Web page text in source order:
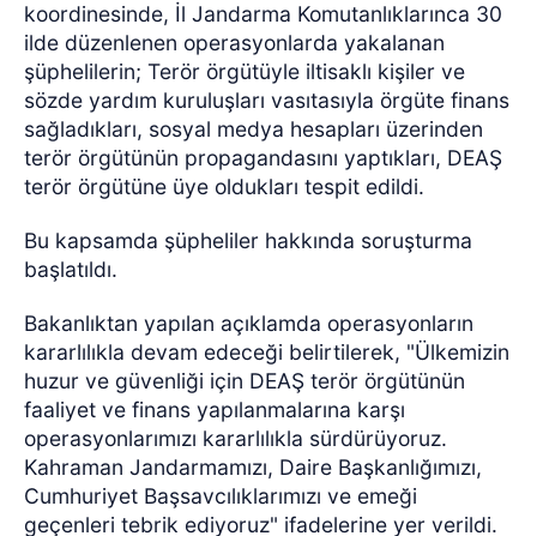
koordinesinde, İl Jandarma Komutanlıklarınca 30
ilde düzenlenen operasyonlarda yakalanan
şüphelilerin; Terör örgütüyle iltisaklı kişiler ve
sözde yardım kuruluşları vasıtasıyla örgüte finans
sağladıkları, sosyal medya hesapları üzerinden
terör örgütünün propagandasını yaptıkları, DEAŞ
terör örgütüne üye oldukları tespit edildi.
Bu kapsamda şüpheliler hakkında soruşturma
başlatıldı.
Bakanlıktan yapılan açıklamda operasyonların
kararlılıkla devam edeceği belirtilerek, "Ülkemizin
huzur ve güvenliği için DEAŞ terör örgütünün
faaliyet ve finans yapılanmalarına karşı
operasyonlarımızı kararlılıkla sürdürüyoruz.
Kahraman Jandarmamızı, Daire Başkanlığımızı,
Cumhuriyet Başsavcılıklarımızı ve emeği
geçenleri tebrik ediyoruz" ifadelerine yer verildi.